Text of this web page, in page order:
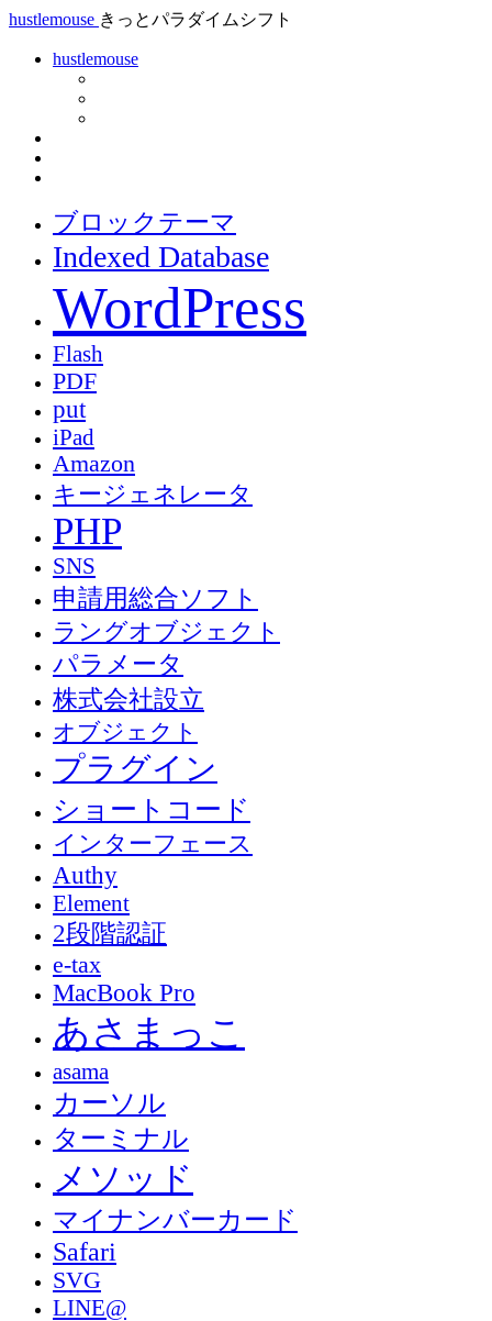
hustlemouse きっとパラダイムシフト
hustlemouse
ブロックテーマ
Indexed Database
WordPress
Flash
PDF
put
iPad
Amazon
キージェネレータ
PHP
SNS
申請用総合ソフト
ラングオブジェクト
パラメータ
株式会社設立
オブジェクト
プラグイン
ショートコード
インターフェース
Authy
Element
2段階認証
e-tax
MacBook Pro
あさまっこ
asama
カーソル
ターミナル
メソッド
マイナンバーカード
Safari
SVG
LINE@